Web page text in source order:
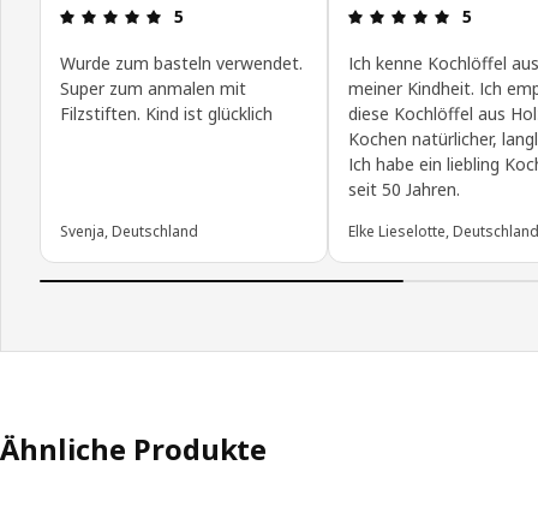
Bewertung: 5 von 5 Sterne
5
Wurde zum basteln verwendet.
Super zum anmalen mit
Filzstiften. Kind ist glücklich
Svenja, Deutschland
5
Ich kenne Kochlöffel
meiner Kindheit. Ich
diese Kochlöffel aus
Kochen natürlicher,
Ich habe ein liebling
seit 50 Jahren.
Elke Lieselotte, Deutschland
Ähnliche Produkte